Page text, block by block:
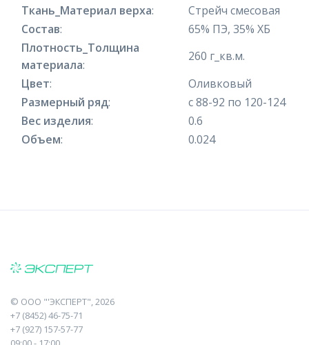
Ткань_Материал верха:
Стрейч смесовая
Состав:
65% ПЭ, 35% ХБ
Плотность_Толщина
материала:
260 г_кв.м.
Цвет:
Оливковый
Размерный ряд:
с 88-92 по 120-124
Вес изделия:
0.6
Объем: 0.024
© ООО "'ЭКСПЕРТ", 2026
+7 (8452) 46-75-71
+7 (927) 157-57-77